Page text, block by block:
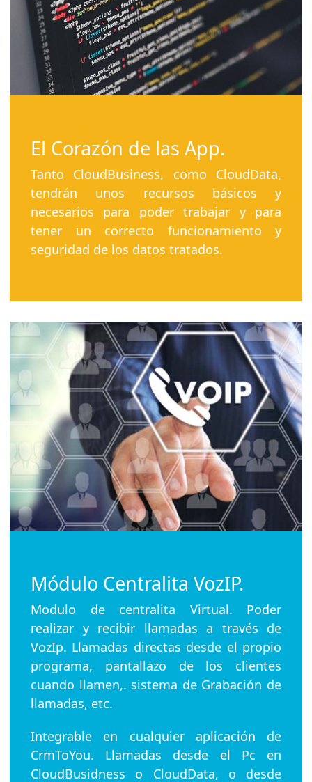
El Corazón de las App.
Tanto CloudBusiness, como CloudData,
tendrán unos recursos básicos y
necesarios para poder trabajar y para
tener un correcto funcionamiento y
seguridad de los datos tratados.
Módulo Centralita VozIP.
Modulo de centralita Virtual. Poder
realizar y recibir llamadas a través de
VozIp. Llamadas directas desde el propio
programa, pantallazo de los clientes
cuando llamen,. sistema de Grabación de
llamadas, etc.
Integrable en cualquier aplicación de
CrmToYou. Llamadas desde el Pc en
CloudBusidness o CloudData, o desde